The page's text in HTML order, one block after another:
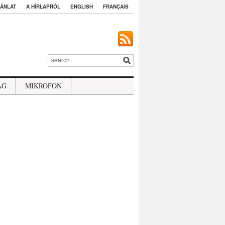
A HÍRLAPRÓL ENGLISH FRANÇAIS
MIKROFON